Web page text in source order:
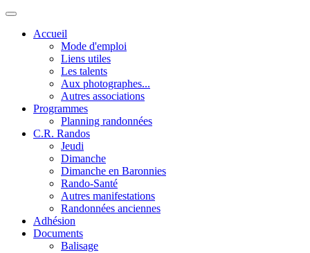
Accueil
Mode d'emploi
Liens utiles
Les talents
Aux photographes...
Autres associations
Programmes
Planning randonnées
C.R. Randos
Jeudi
Dimanche
Dimanche en Baronnies
Rando-Santé
Autres manifestations
Randonnées anciennes
Adhésion
Documents
Balisage